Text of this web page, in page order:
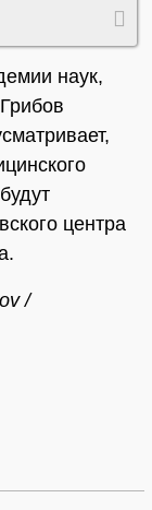
наук,
центра
/